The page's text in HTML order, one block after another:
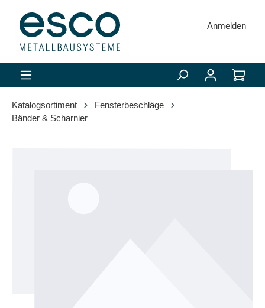
springen
Anmelden
Katalogsortiment
Fensterbeschläge
Bänder & Scharnier